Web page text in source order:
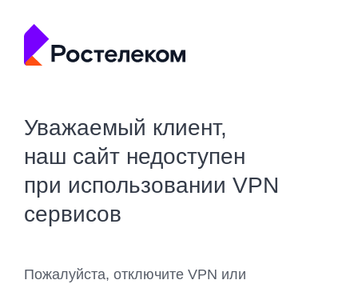
Уважаемый клиент,
наш сайт недоступен
при использовании VPN
сервисов
Пожалуйста, отключите VPN или